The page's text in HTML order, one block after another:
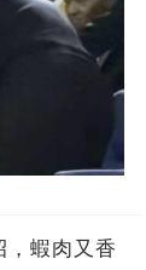
，蝦肉又香